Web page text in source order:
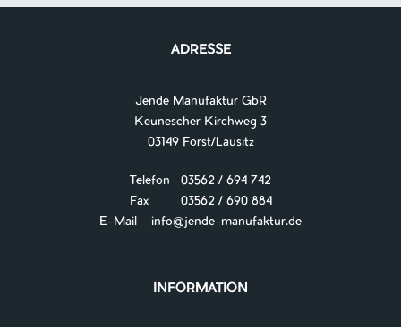
ADRESSE
Jende Manufaktur GbR
Keunescher Kirchweg 3
03149 Forst/Lausitz
Telefon 03562 / 694 742
Fax 03562 / 690 884
E-Mail
info@jende-manufaktur.de
INFORMATION